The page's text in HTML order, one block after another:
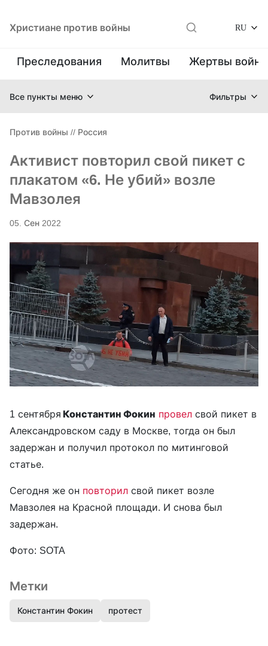
Христиане против войны RU
Преследования Молитвы Жертвы
Все пункты меню Фильтры
Против войны // Россия
Активист повторил свой пикет с
плакатом «6. Не убий» возле
Мавзолея
05. Сен 2022
1 сентября Константин Фокин провел свой пикет в
Александровском саду в Москве, тогда он был
задержан и получил протокол по митинговой
статье.
Сегодня же он повторил свой пикет возле
Мавзолея на Красной площади. И снова был
задержан.
Фото: SOTA
Метки
Константин Фокин протест